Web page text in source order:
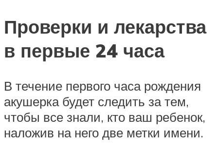
Проверки и лекарства
в первые 24 часа
В течение первого часа рождения
акушерка будет следить за тем,
чтобы все знали, кто ваш ребенок,
наложив на него две метки имени.